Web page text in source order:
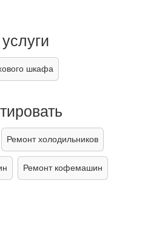
шкафа
Ремонт холодильников
Ремонт кофемашин